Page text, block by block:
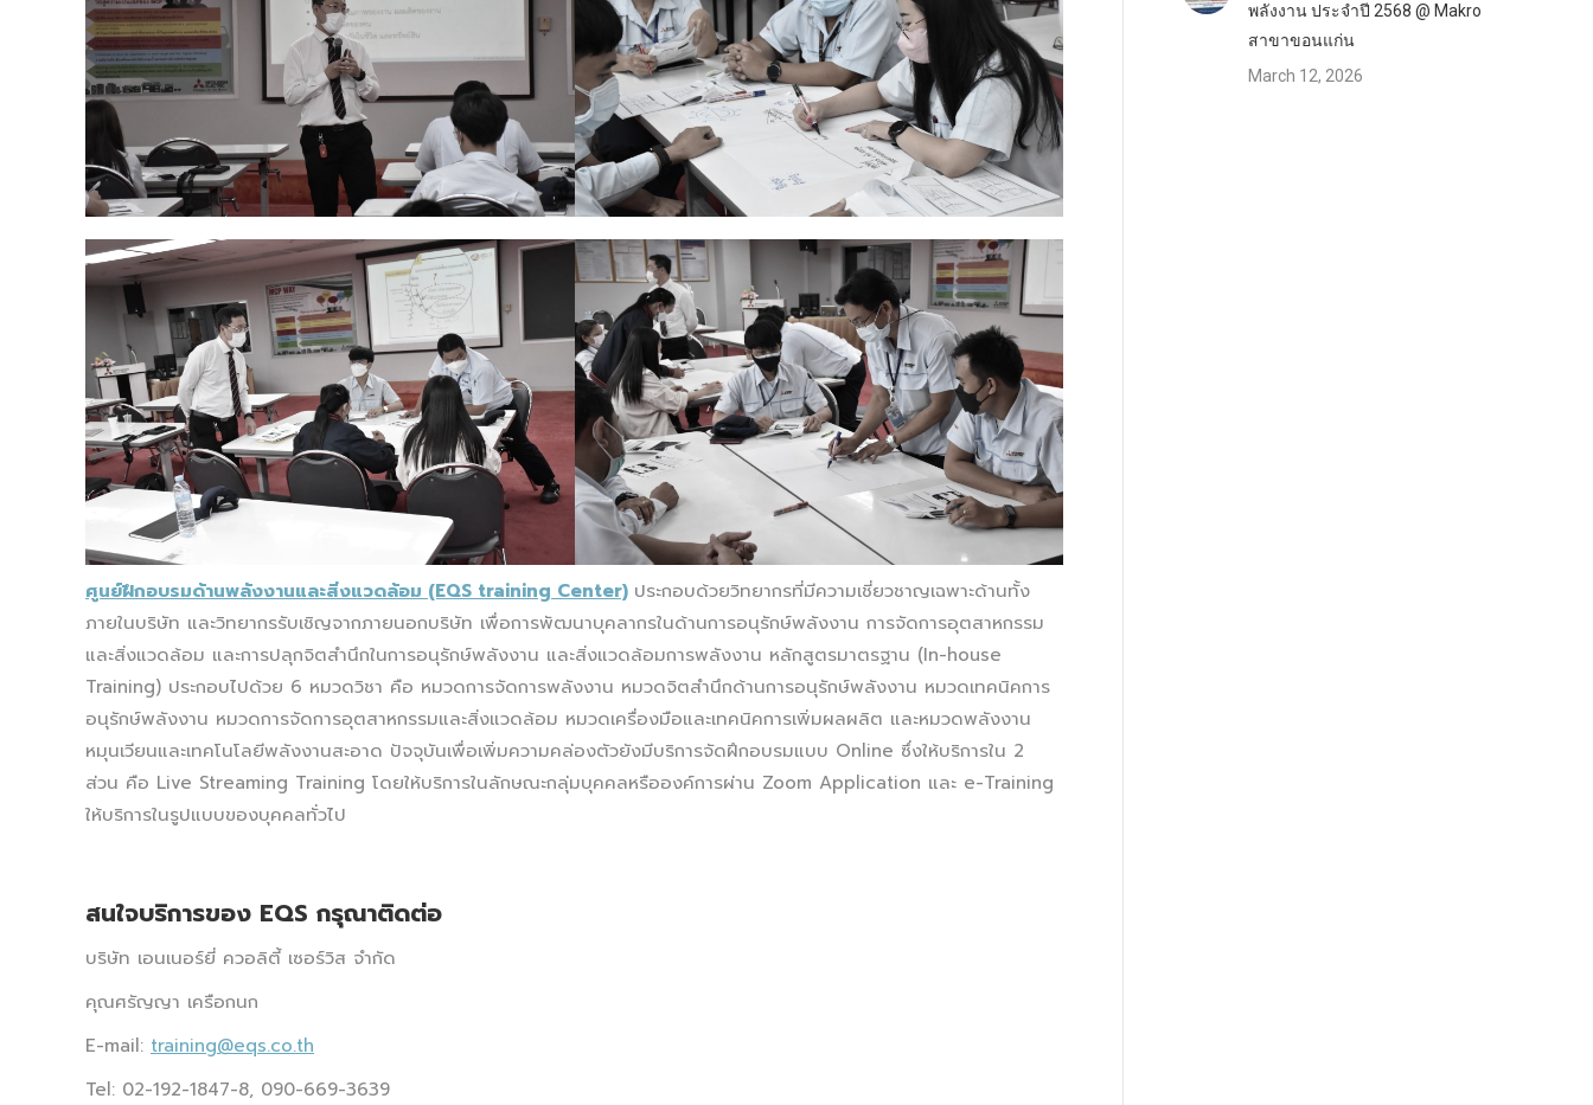
ศูนย์ฝึกอบรมด้านพลังงานและสิ่งแวดล้อม (EQS training Center) ประกอบด้วยวิทยากรที่มีความเชี่ยวชาญเฉพาะด้านทั้ง
ภายในบริษัท และวิทยากรรับเชิญจากภายนอกบริษัท เพื่อการพัฒนาบุคลากรในด้านการอนุรักษ์พลังงาน การจัดการอุตสาหกรรม
และสิ่งแวดล้อม และการปลุกจิตสำนึกในการอนุรักษ์พลังงาน และสิ่งแวดล้อมการพลังงาน หลักสูตรมาตรฐาน (In-house
Training) ประกอบไปด้วย 6 หมวดวิชา คือ หมวดการจัดการพลังงาน หมวดจิตสำนึกด้านการอนุรักษ์พลังงาน หมวดเทคนิคการ
อนุรักษ์พลังงาน หมวดการจัดการอุตสาหกรรมและสิ่งแวดล้อม หมวดเครื่องมือและเทคนิคการเพิ่มผลผลิต และหมวดพลังงาน
หมุนเวียนและเทคโนโลยีพลังงานสะอาด​ ปัจจุบันเพื่อเพิ่มความคล่องตัวยังมีบริการจัดฝึกอบรมแบบ Online ซึ่งให้บริการใน 2
ส่วน คือ Live Streaming Training โดยให้บริการในลักษณะกลุ่มบุคคลหรือองค์การผ่าน Zoom Application และ e-Training
ให้บริการในรูปแบบของบุคคลทั่วไป
สนใจบริการของ EQS กรุณาติดต่อ
บริษัท เอนเนอร์ยี่ ควอลิตี้ เซอร์วิส จำกัด
คุณศรัญญา เครือกนก
E-mail: training@eqs.co.th
Tel: 02-192-1847-8, 090-669-3639
พลังงาน ประจำปี 2568 @ Makro
สาขาขอนแก่น
March 12, 2026